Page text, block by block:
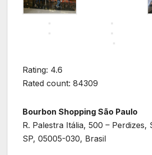
Rating: 4.6
Rated count: 84309
Bourbon Shopping São Paulo
R. Palestra Itália, 500 – Perdizes,
SP, 05005-030, Brasil